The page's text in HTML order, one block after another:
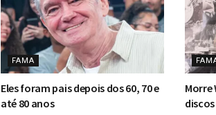
FAMA
Eles foram pais depois dos 60, 70 e
até 80 anos